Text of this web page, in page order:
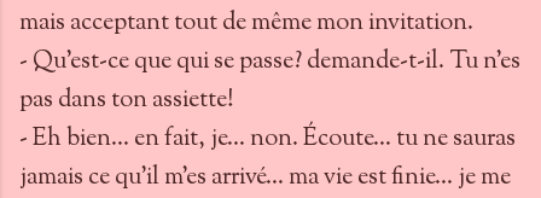
mais acceptant tout de même mon invitation.
- Qu'est-ce que qui se passe? demande-t-il. Tu n'es
pas dans ton assiette!
- Eh bien... en fait, je... non. Écoute... tu ne sauras
jamais ce qu'il m'es arrivé... ma vie est finie... je me